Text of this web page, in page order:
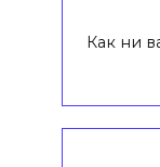
Как ни